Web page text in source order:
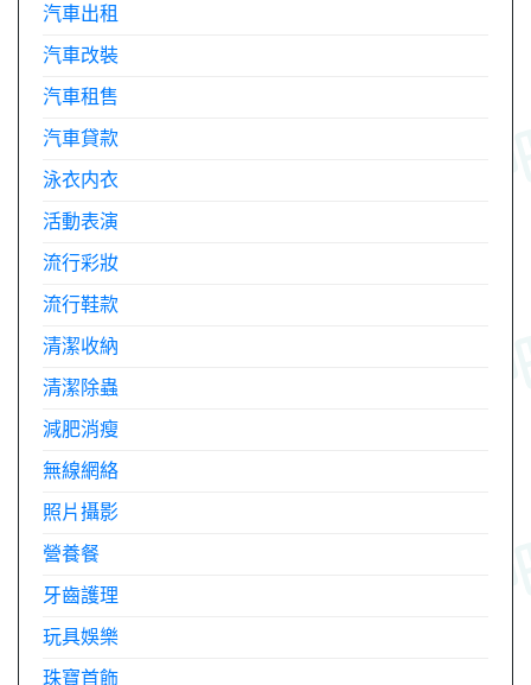
汽車出租
汽車改裝
汽車租售
汽車貸款
泳衣内衣
活動表演
流行彩妝
流行鞋款
清潔收納
清潔除蟲
減肥消瘦
無線網絡
照片攝影
營養餐
牙齒護理
玩具娛樂
珠寶首飾